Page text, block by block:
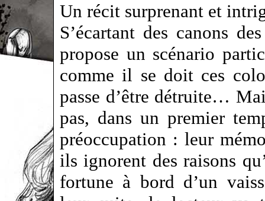
Un récit surprenant et
S’écartant des canons
propose un scénario
comme il se doit ces
passe d’être détruite…
pas, dans un premier
préoccupation : leur
ils ignorent des raisons
fortune à bord d’un